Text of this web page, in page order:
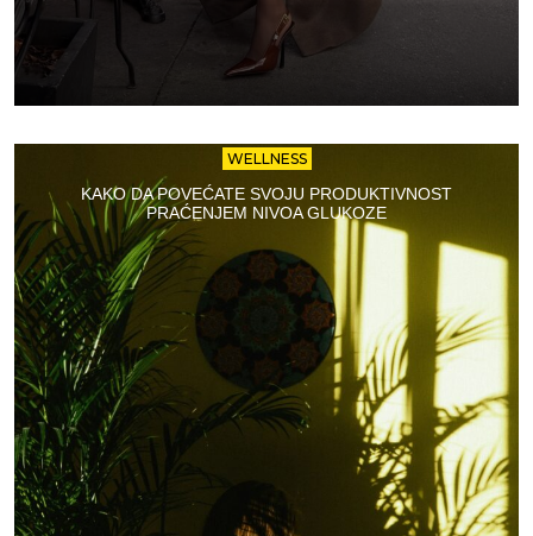
WELLNESS
KAKO DA POVEĆATE SVOJU PRODUKTIVNOST
PRAĆENJEM NIVOA GLUKOZE